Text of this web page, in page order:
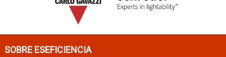
SOBRE ESEFICIENCIA